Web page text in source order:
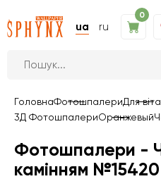
ua ru
0
ГоловнаФотошпалериДля
3Д ФотошпалериОранжевый
Фотошпалери -
камінням №15420